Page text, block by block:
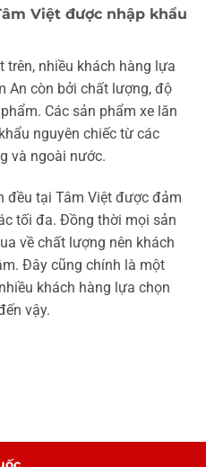
Việt được nhập khẩu
nhiều khách hàng lựa
An còn bởi chất lượng, độ
Các sản phẩm xe lăn
nguyên chiếc từ các
và ngoài nước.
đều tại Tâm Việt được đảm
tối đa. Đồng thời mọi sản
về chất lượng nên khách
Đây cũng chính là một
khách hàng lựa chọn
vậy.